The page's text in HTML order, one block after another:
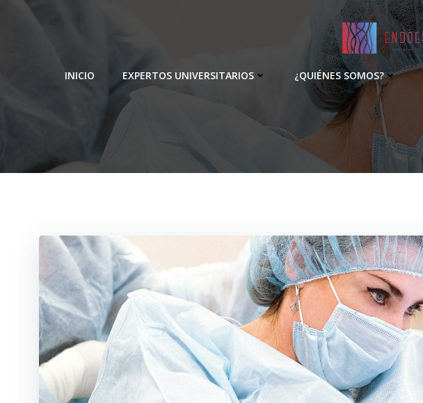
INICIO EXPERTOS UNIVERSITARIOS ¿QUIÉNES SOMOS?